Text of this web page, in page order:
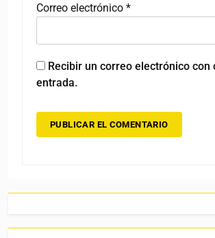
Correo electrónico *
Recibir un correo electrónico con
entrada.